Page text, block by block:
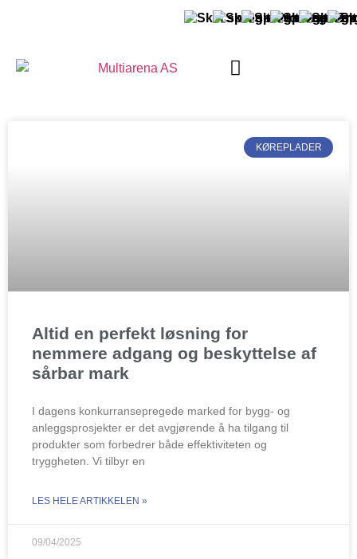
KØREPLADER
Altid en perfekt løsning for
nemmere adgang og beskyttelse af
sårbar mark
I dagens konkurransepregede marked for bygg- og
anleggsprosjekter er det avgjørende å ha tilgang til
produkter som forbedrer både effektiviteten og
tryggheten. Vi tilbyr en
LES HELE ARTIKKELEN »
09/04/2025